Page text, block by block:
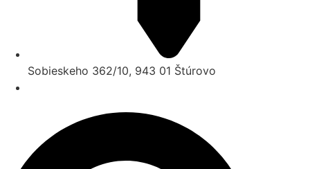
Sobieskeho 362/10, 943 01 Štúrovo